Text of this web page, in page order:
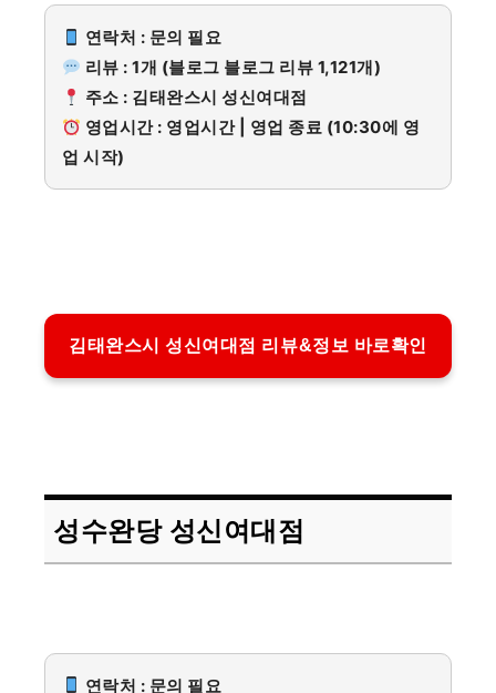
연락처 : 문의 필요
리뷰 : 1개 (블로그 블로그 리뷰 1,121개)
주소 : 김태완스시 성신여대점
영업시간 : 영업시간 | 영업 종료 (10:30에 영
업 시작)
김태완스시 성신여대점 리뷰&정보 바로확인
성수완당 성신여대점
연락처 : 문의 필요